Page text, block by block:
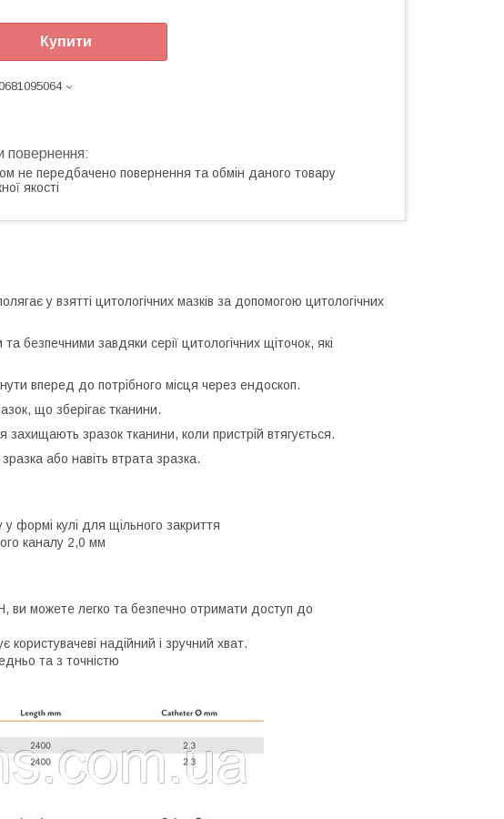
Купити
не передбачено повернення та обмін даного товару
якості
у взятті цитологічних мазків за допомогою цитологічних
безпечними завдяки серії цитологічних щіточок, які
вперед до потрібного місця через ендоскоп.
що зберігає тканини.
зразок тканини, коли пристрій втягується.
або навіть втрата зразка.
формі кулі для щільного закриття
каналу 2,0 мм
ви можете легко та безпечно отримати доступ до
користувачеві надійний і зручний хват.
та з точністю